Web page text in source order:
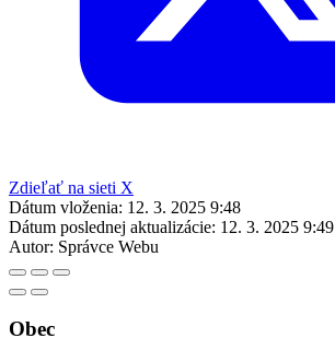
Zdieľať na sieti X
Dátum vloženia: 12. 3. 2025 9:48
Dátum poslednej aktualizácie: 12. 3. 2025 9:49
Autor: Správce Webu
Obec